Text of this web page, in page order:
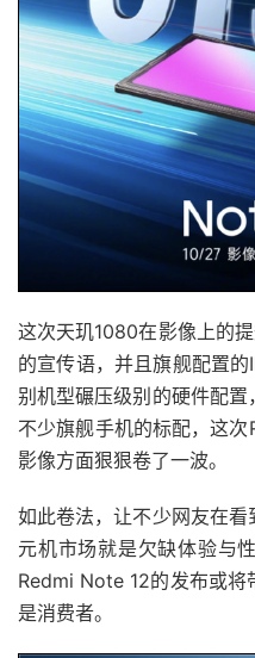
这次天玑1080在影像上的
的宣传语，并且旗舰配置
别机型碾压级别的硬件配
不少旗舰手机的标配，这
影像方面狠狠卷了一波。
如此卷法，让不少网友在
元机市场就是欠缺体验与
Redmi Note 12的发布或将
是消费者。